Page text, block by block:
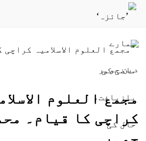
مجمع العلوم
کراچی کا قیام۔